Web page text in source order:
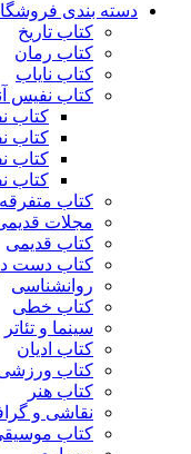
دسته بندی
کتاب تاریخ
کتاب رمان
کتاب نایاب
کتاب نفیس
کتاب
کتاب
کتاب
کتاب
کتاب متفرقه
مجلات
کتاب قدیمی
کتاب دست
روانشناسی
کتاب خطی
سینما و تئاتر
کتاب ادیان
کتاب
کتاب هنر
نقاشی و
کتاب